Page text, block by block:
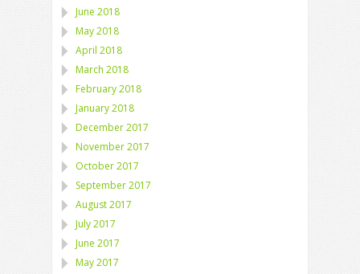
June 2018
May 2018
April 2018
March 2018
February 2018
January 2018
December 2017
November 2017
October 2017
September 2017
August 2017
July 2017
June 2017
May 2017